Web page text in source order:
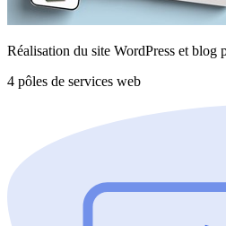
Réalisation du site WordPress et blog
4 pôles de services web